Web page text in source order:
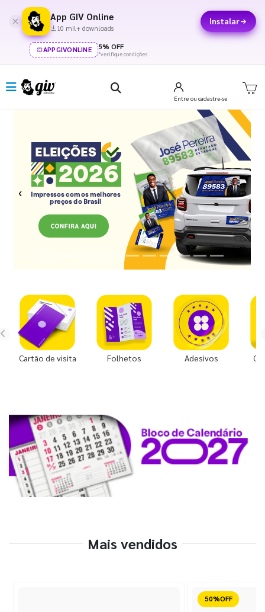
App GIV Online
10 mil+ downloads
Instalar
APPGIVONLINE 5% OFF
*verifique condições
Entre ou cadastre-se
Previous Next
Cartão de visita Folhetos Adesivos
Mais vendidos
Reduzido